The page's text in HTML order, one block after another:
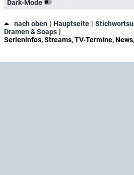
Dark-Mode
nach oben Hauptseite
Dramen & Soaps
Serieninfos, Streams, TV-Termine,